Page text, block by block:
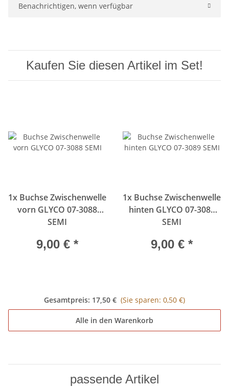
Benachrichtigen, wenn verfügbar
Kaufen Sie diesen Artikel im Set!
1x Buchse Zwischenwelle
vorn GLYCO 07-3088
SEMI
9,00 € *
1x Buchse Zwischenwelle
hinten GLYCO 07-3089
SEMI
9,00 € *
Gesamtpreis: 17,50 € (Sie sparen: 0,50 €)
Alle in den Warenkorb
passende Artikel